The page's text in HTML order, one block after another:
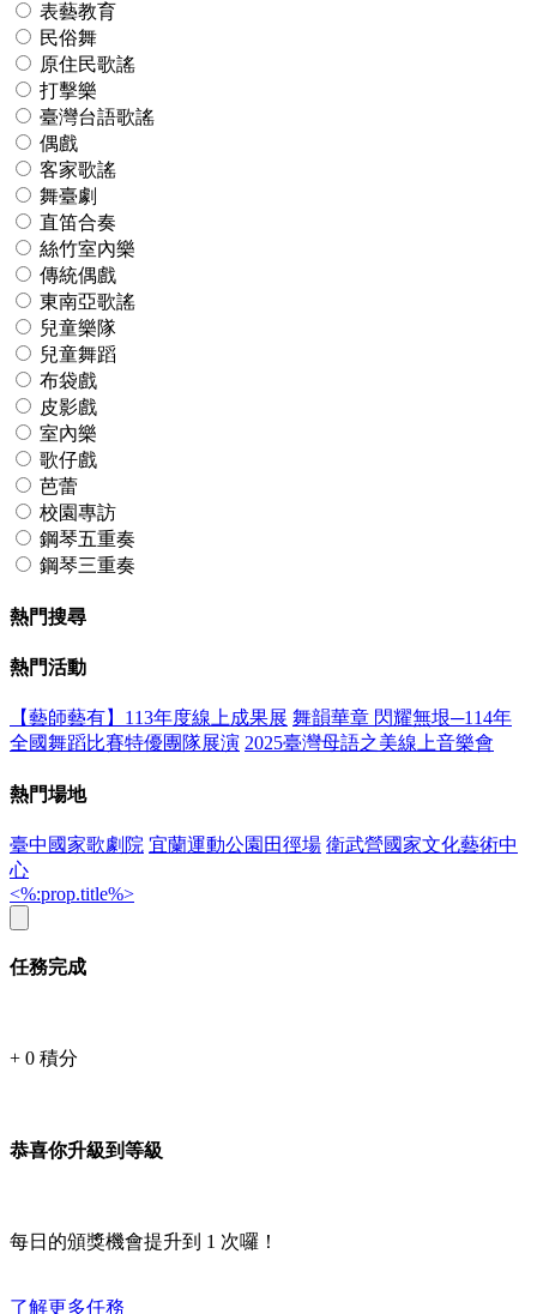
表藝教育
民俗舞
原住民歌謠
打擊樂
臺灣台語歌謠
偶戲
客家歌謠
舞臺劇
直笛合奏
絲竹室內樂
傳統偶戲
東南亞歌謠
兒童樂隊
兒童舞蹈
布袋戲
皮影戲
室內樂
歌仔戲
芭蕾
校園專訪
鋼琴五重奏
鋼琴三重奏
熱門搜尋
熱門活動
【藝師藝有】113年度線上成果展 舞韻華章 閃耀無垠─114年
全國舞蹈比賽特優團隊展演 2025臺灣母語之美線上音樂會
熱門場地
臺中國家歌劇院 宜蘭運動公園田徑場 衛武營國家文化藝術中
心
<%:prop.title%>
任務完成
+ 0 積分
恭喜你升級到等級
每日的頒獎機會提升到 1 次囉！
了解更多任務